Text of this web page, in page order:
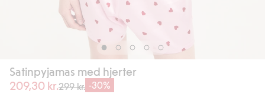
Satinpyjamas med hjerter
209,30 kr.299 kr. -30%